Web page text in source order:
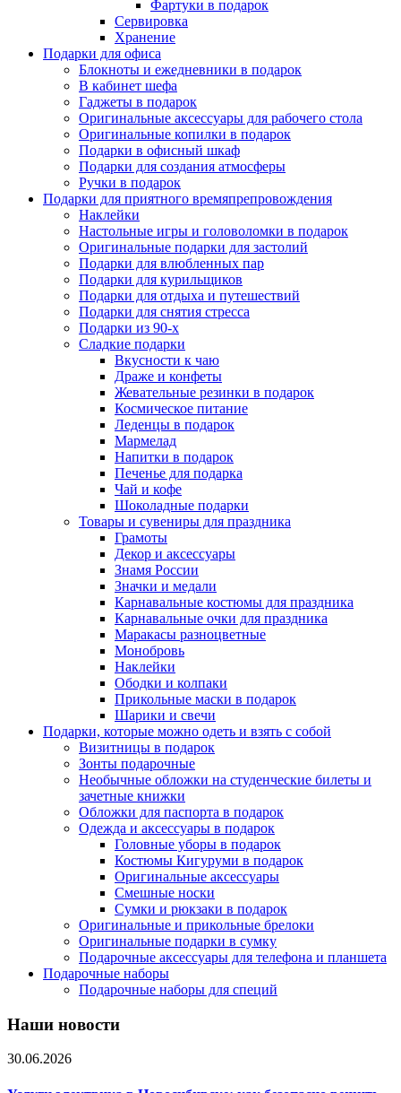
Фартуки в подарок
Сервировка
Хранение
Подарки для офиса
Блокноты и ежедневники в подарок
В кабинет шефа
Гаджеты в подарок
Оригинальные аксессуары для рабочего стола
Оригинальные копилки в подарок
Подарки в офисный шкаф
Подарки для создания атмосферы
Ручки в подарок
Подарки для приятного времяпрепровождения
Наклейки
Настольные игры и головоломки в подарок
Оригинальные подарки для застолий
Подарки для влюбленных пар
Подарки для курильщиков
Подарки для отдыха и путешествий
Подарки для снятия стресса
Подарки из 90-х
Сладкие подарки
Вкусности к чаю
Драже и конфеты
Жевательные резинки в подарок
Космическое питание
Леденцы в подарок
Мармелад
Напитки в подарок
Печенье для подарка
Чай и кофе
Шоколадные подарки
Товары и сувениры для праздника
Грамоты
Декор и аксессуары
Знамя России
Значки и медали
Карнавальные костюмы для праздника
Карнавальные очки для праздника
Маракасы разноцветные
Монобровь
Наклейки
Ободки и колпаки
Прикольные маски в подарок
Шарики и свечи
Подарки, которые можно одеть и взять с собой
Визитницы в подарок
Зонты подарочные
Необычные обложки на студенческие билеты и
зачетные книжки
Обложки для паспорта в подарок
Одежда и аксессуары в подарок
Головные уборы в подарок
Костюмы Кигуруми в подарок
Оригинальные аксессуары
Смешные носки
Сумки и рюкзаки в подарок
Оригинальные и прикольные брелоки
Оригинальные подарки в сумку
Подарочные аксессуары для телефона и планшета
Подарочные наборы
Подарочные наборы для специй
Наши новости
30.06.2026